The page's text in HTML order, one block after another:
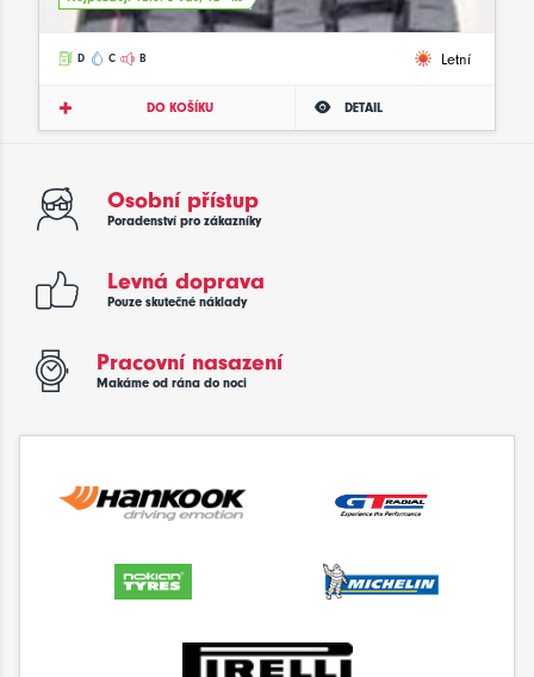
D C B Letní
DO KOŠÍKU DETAIL
Osobní přístup
Poradenství pro zákazníky
Levná doprava
Pouze skutečné náklady
Pracovní nasazení
Makáme od rána do noci